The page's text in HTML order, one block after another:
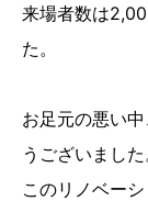
来場者数は
た。
お足元の悪い
うございまし
このリノベー